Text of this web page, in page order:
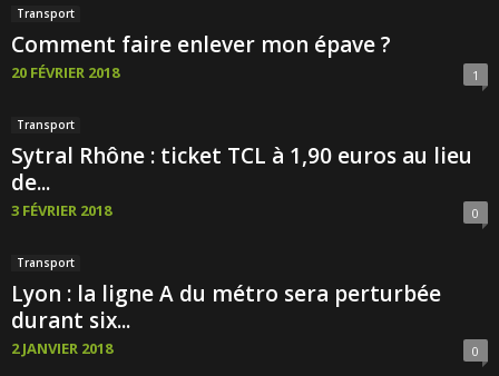
Transport
Comment faire enlever mon épave ?
20 FÉVRIER 2018 1
Transport
Sytral Rhône : ticket TCL à 1,90 euros au lieu
de...
3 FÉVRIER 2018 0
Transport
Lyon : la ligne A du métro sera perturbée
durant six...
2 JANVIER 2018 0